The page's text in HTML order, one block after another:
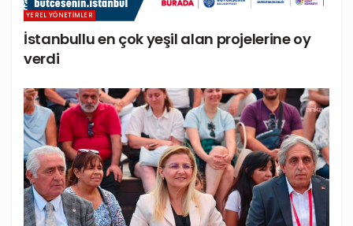
YEREL YÖNETIMLER
İstanbullu en çok yeşil alan projelerine oy
verdi